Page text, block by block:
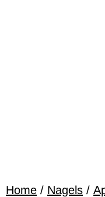
Home / Nagels /